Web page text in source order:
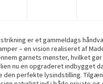
er et gammeldags
– en vision realiseret af
garnets mønster, hvilket
nu en opgraderet indbygget
den perfekte lysindstilling.